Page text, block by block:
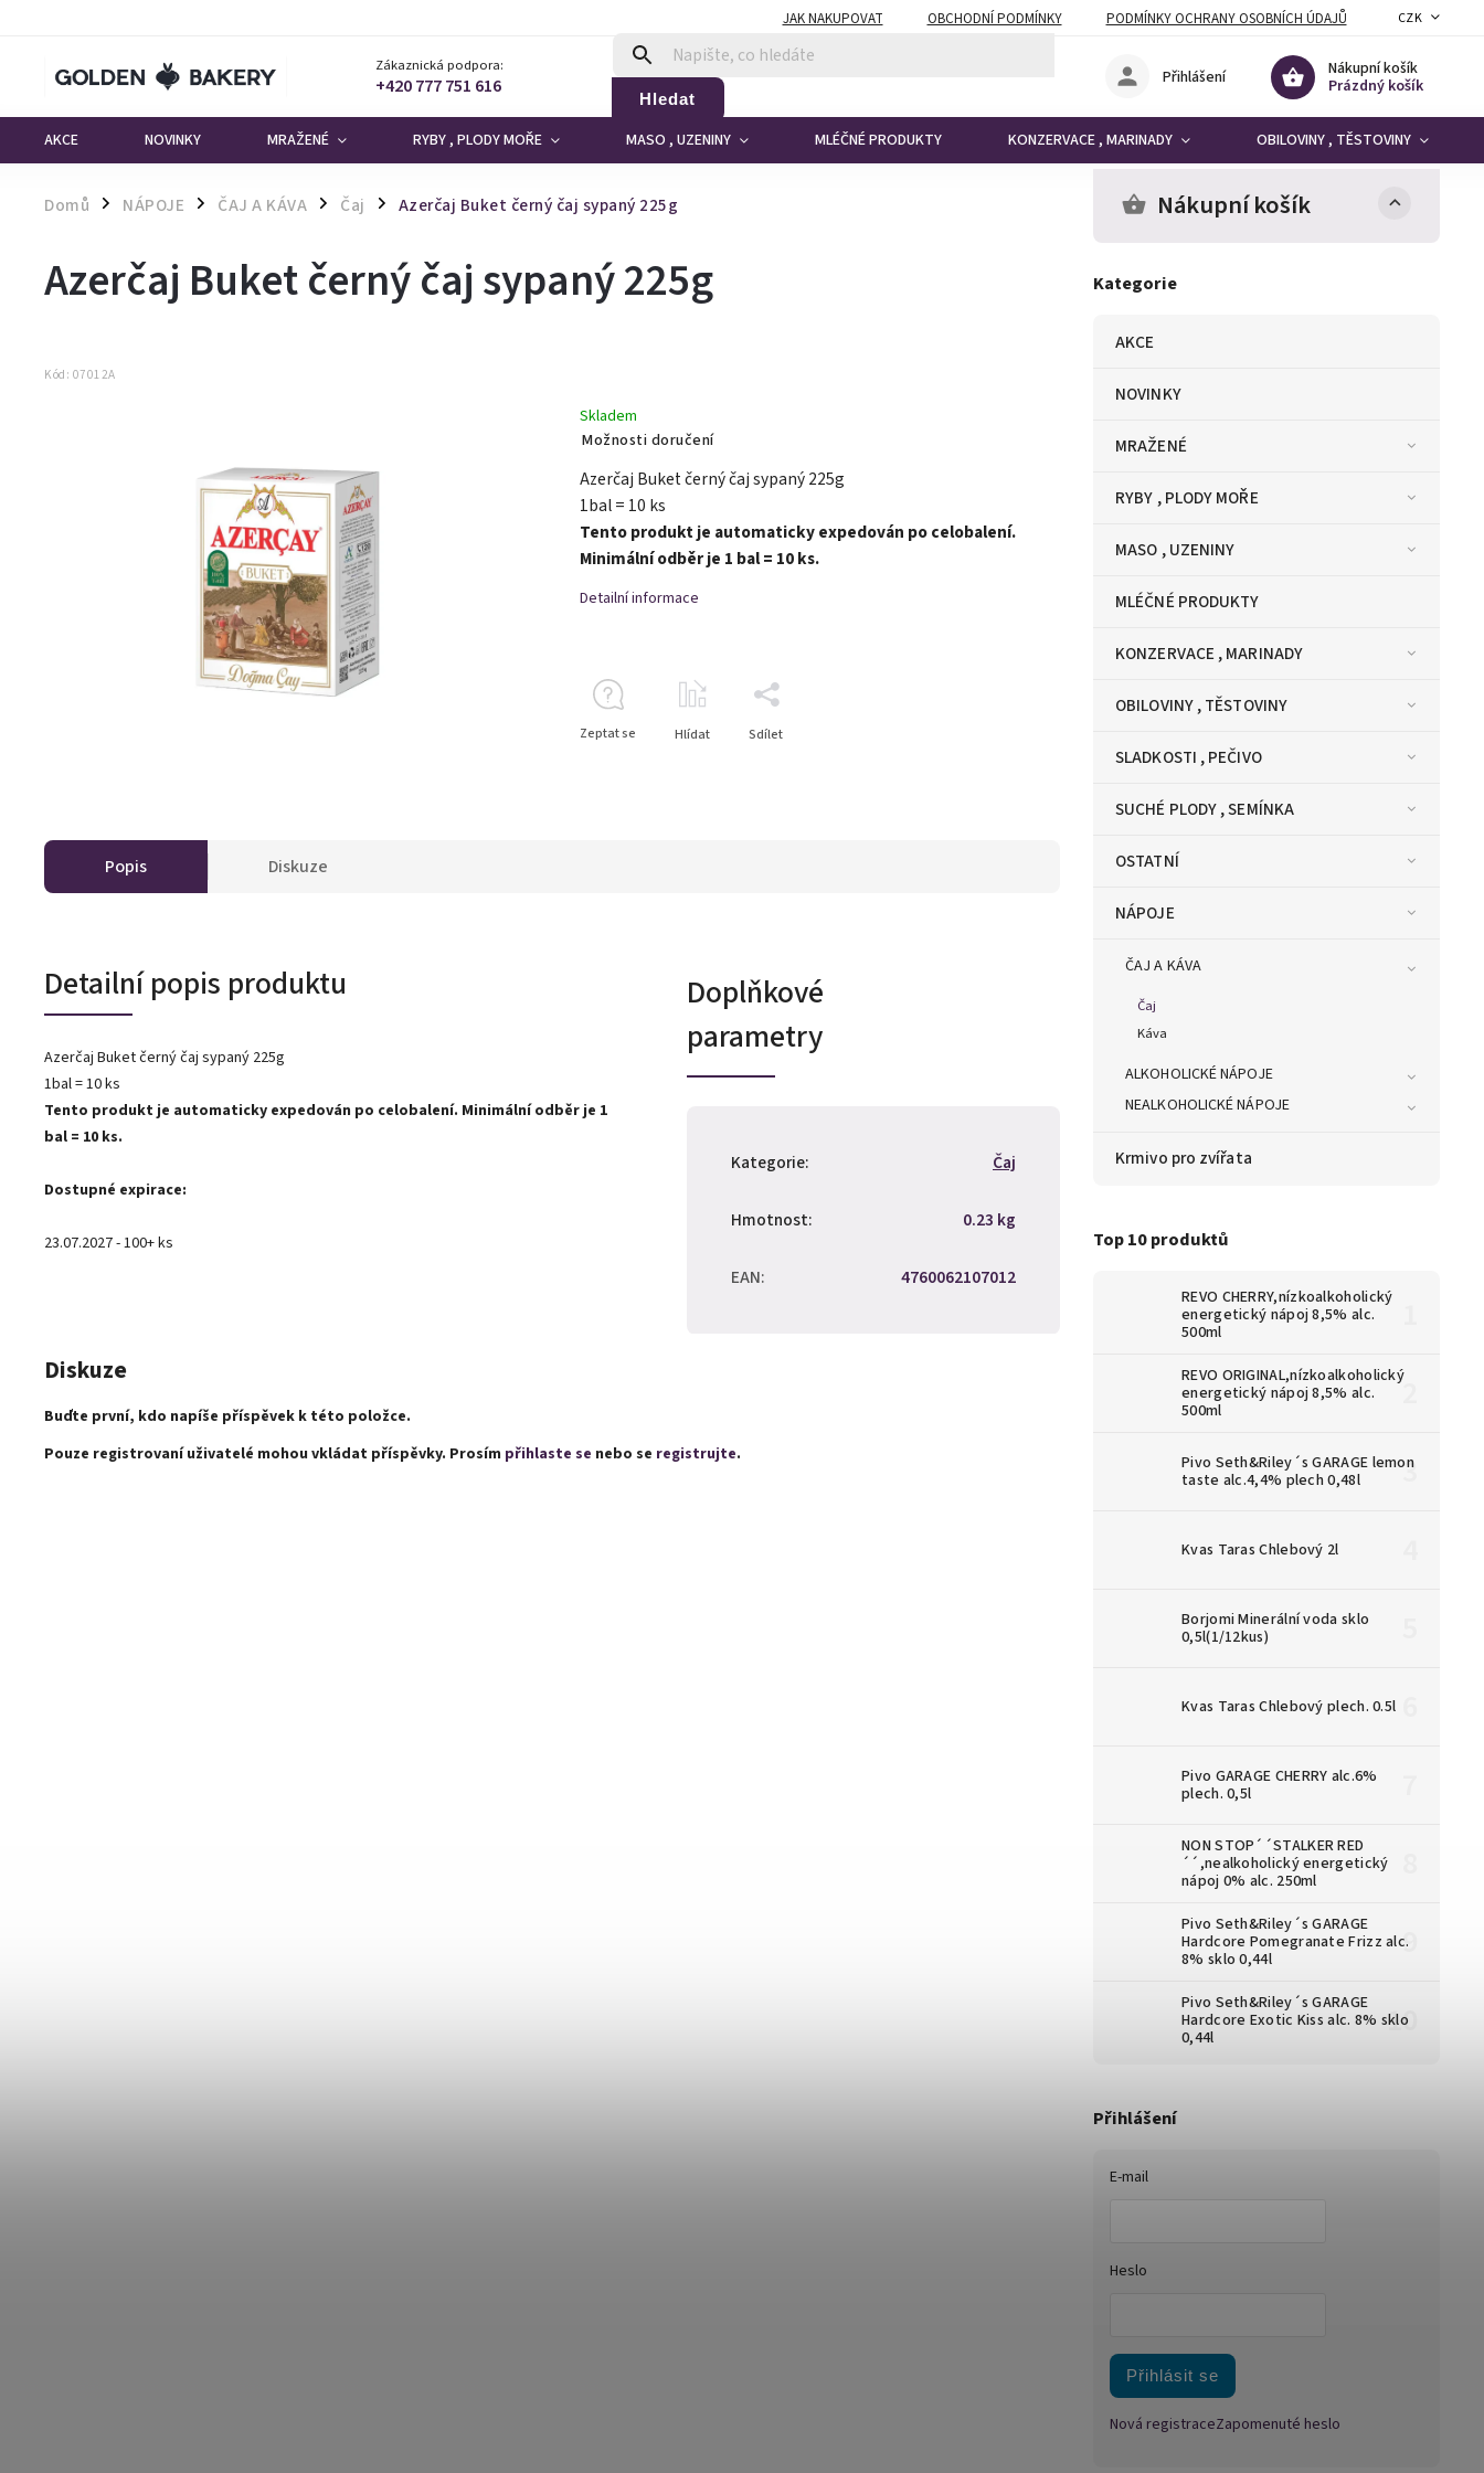
JAK NAKUPOVAT OBCHODNÍ PODMÍNKY PODMÍNKY OCHRANY OSOBNÍCH ÚDAJŮ CZK
Zákaznická podpora:
+420 777 751 616 Hledat
Nákupní košík
Prázdný košík
Přihlášení
AKCE NOVINKY MRAŽENÉ RYBY , PLODY MOŘE MASO , UZENINY MLÉČNÉ PRODUKTY KONZERVACE , MARINADY OBILOVINY , TĚSTOVINY
Domů / NÁPOJE / ČAJ A KÁVA / Čaj / Azerčaj Buket černý čaj sypaný 225g Nákupní košík
Kategorie
AKCE
NOVINKY
MRAŽENÉ
RYBY , PLODY MOŘE
MASO , UZENINY
MLÉČNÉ PRODUKTY
KONZERVACE , MARINADY
OBILOVINY , TĚSTOVINY
SLADKOSTI , PEČIVO
SUCHÉ PLODY , SEMÍNKA
OSTATNÍ
NÁPOJE
ČAJ A KÁVA
Čaj
Káva
ALKOHOLICKÉ NÁPOJE
NEALKOHOLICKÉ NÁPOJE
Krmivo pro zvířata
Top 10 produktů
REVO CHERRY,nízkoalkoholický
energetický nápoj 8,5% alc.
500ml
REVO ORIGINAL,nízkoalkoholický
energetický nápoj 8,5% alc.
500ml
Pivo Seth&Riley´s GARAGE lemon
taste alc.4,4% plech 0,48l
Kvas Taras Chlebový 2l
Borjomi Minerální voda sklo
0,5l(1/12kus)
Kvas Taras Chlebový plech. 0.5l
Pivo GARAGE CHERRY alc.6%
plech. 0,5l
NON STOP´´STALKER RED
´´,nealkoholický energetický
nápoj 0% alc. 250ml
Pivo Seth&Riley´s GARAGE
Hardcore Pomegranate Frizz alc.
8% sklo 0,44l
Pivo Seth&Riley´s GARAGE
Hardcore Exotic Kiss alc. 8% sklo
0,44l
Přihlášení
E-mail
Heslo
Přihlásit se
Nová registraceZapomenuté heslo
Azerčaj Buket černý čaj sypaný 225g
Kód: 07012A
Skladem
Možnosti doručení
Azerčaj Buket černý čaj sypaný 225g
1bal = 10 ks
Tento produkt je automaticky expedován po celobalení.
Minimální odběr je 1 bal = 10 ks.
Detailní informace
Zeptat se Hlídat Sdílet
Popis Diskuze
Detailní popis produktu
Azerčaj Buket černý čaj sypaný 225g
1bal = 10 ks
Tento produkt je automaticky expedován po celobalení. Minimální odběr je 1
bal = 10 ks.
Dostupné expirace:
23.07.2027 - 100+ ks
Doplňkové
parametry
Kategorie: Čaj
Hmotnost: 0.23 kg
EAN: 4760062107012
Diskuze
Buďte první, kdo napíše příspěvek k této položce.
Pouze registrovaní uživatelé mohou vkládat příspěvky. Prosím přihlaste se nebo se registrujte.